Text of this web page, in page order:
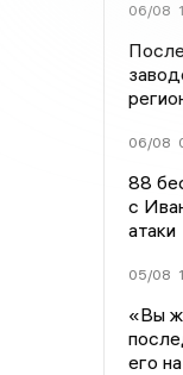
06/08
06/08
88
с
атаки
05/08
«Вы
его